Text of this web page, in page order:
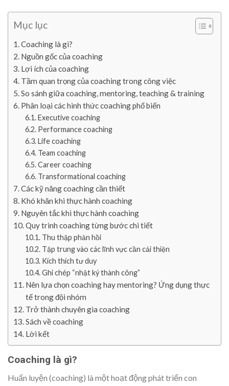
Mục lục
Coaching là gì?
Nguồn gốc của coaching
Lợi ích của coaching
Tầm quan trọng của coaching trong công việc
So sánh giữa coaching, mentoring, teaching & training
Phân loại các hình thức coaching phổ biến
Executive coaching
Performance coaching
Life coaching
Team coaching
Career coaching
Transformational coaching
Các kỹ năng coaching cần thiết
Khó khăn khi thực hành coaching
Nguyên tắc khi thực hành coaching
Quy trình coaching từng bước chi tiết
Thu thập phản hồi
Tập trung vào các lĩnh vực cần cải thiện
Kích thích tư duy
Ghi chép “nhật ký thành công”
Nên lựa chọn coaching hay mentoring? Ứng dụng thực
tế trong đội nhóm
Trở thành chuyên gia coaching
Sách về coaching
Lời kết
Coaching là gì?
Huấn luyện (coaching) là một hoạt động phát triển con